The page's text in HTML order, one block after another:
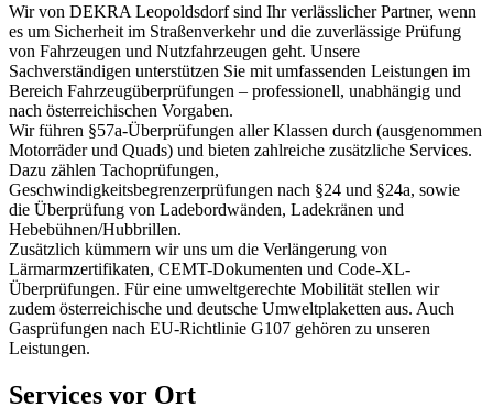
Wir von DEKRA Leopoldsdorf sind Ihr verlässlicher Partner, wenn
es um Sicherheit im Straßenverkehr und die zuverlässige Prüfung
von Fahrzeugen und Nutzfahrzeugen geht. Unsere
Sachverständigen unterstützen Sie mit umfassenden Leistungen im
Bereich Fahrzeugüberprüfungen – professionell, unabhängig und
nach österreichischen Vorgaben.
Wir führen §57a-Überprüfungen aller Klassen durch (ausgenommen
Motorräder und Quads) und bieten zahlreiche zusätzliche Services.
Dazu zählen Tachoprüfungen,
Geschwindigkeitsbegrenzerprüfungen nach §24 und §24a, sowie
die Überprüfung von Ladebordwänden, Ladekränen und
Hebebühnen/Hubbrillen.
Zusätzlich kümmern wir uns um die Verlängerung von
Lärmarmzertifikaten, CEMT-Dokumenten und Code-XL-
Überprüfungen. Für eine umweltgerechte Mobilität stellen wir
zudem österreichische und deutsche Umweltplaketten aus. Auch
Gasprüfungen nach EU-Richtlinie G107 gehören zu unseren
Leistungen.
Services vor Ort